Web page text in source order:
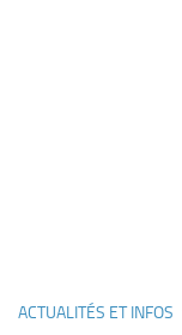
ACTUALITÉS ET INFOS